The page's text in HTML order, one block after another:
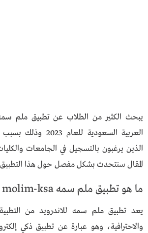
يبحث الكثير من الطلاب عن تطبيق ملم سمه
العربية السعودية
الذين يرغبون بالتسجيل في الجامعات
المقال سنتحدث بشكل مفصل حول هذا
ما هو تطبيق ملم سمه molim-ksa
يعد تطبيق ملم سمه للاندرويد من
والاحترافية، وهو عبارة عن تطبيق ذكي